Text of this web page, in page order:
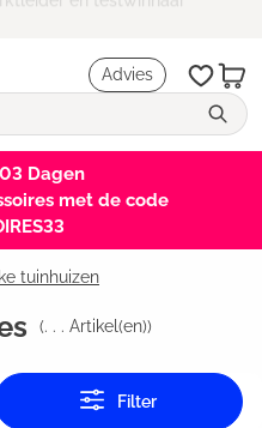
Advies
Dagen
met de code
tuinhuizen
(. . . Artikel(en))
Filter